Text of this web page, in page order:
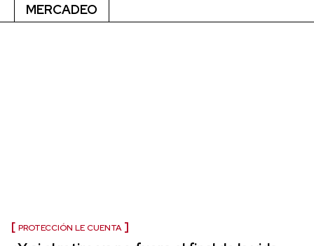
MERCADEO
PROTECCIÓN LE CUENTA